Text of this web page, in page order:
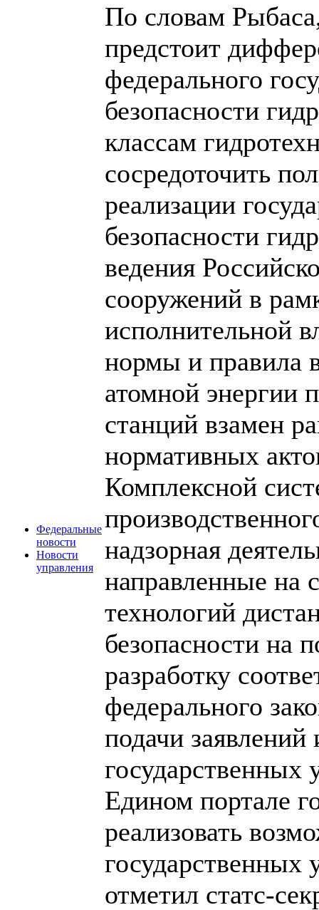
Федеральные
новости
Новости
управления
По словам
предстоит
федерального
безопасности
классам
сосредоточить
реализации
безопасности
ведения
сооружений в
исполнительной
нормы и правила
атомной энергии
станций взамен
нормативных
Комплексной
надзорная
направленные на
технологий
безопасности на
разработку
федерального
подачи заявлений
государственных
Едином портале
реализовать
государственных
отметил статс-